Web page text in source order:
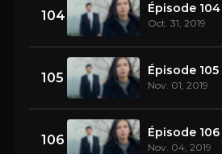
104 Épisode 104
Oct. 31, 2019
105 Épisode 105
Nov. 01, 2019
106 Épisode 106
Nov. 04, 2019